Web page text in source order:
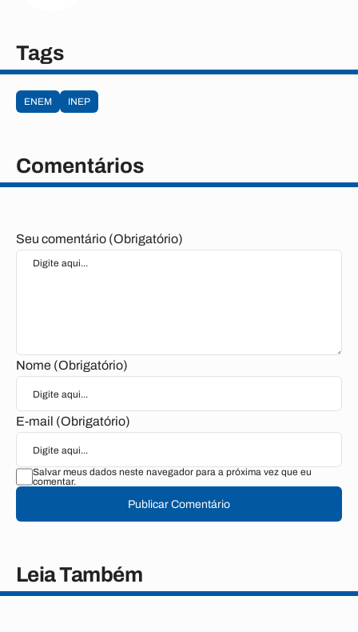
Tags
ENEM INEP
Comentários
Seu comentário (Obrigatório)
Nome (Obrigatório)
E-mail (Obrigatório)
Salvar meus dados neste navegador para a próxima vez que eu
comentar.
Publicar Comentário
Leia Também